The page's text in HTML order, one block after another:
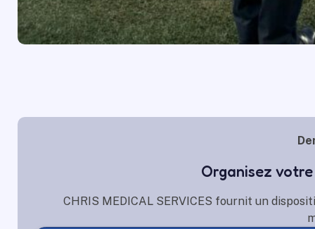
Organisez
CHRIS MEDICAL SERVICES fournit un